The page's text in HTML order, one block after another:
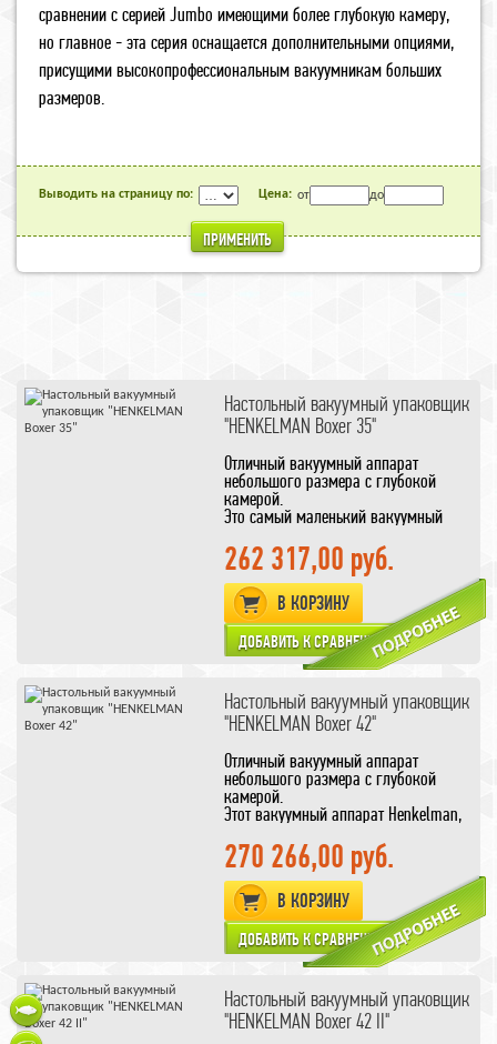
сравнении с серией Jumbo имеющими более глубокую камеру,
но главное - эта серия оснащается дополнительными опциями,
присущими высокопрофессиональным вакуумникам больших
размеров.
Выводить на страницу по: Цена: от до
ПРИМЕНИТЬ
Настольный вакуумный упаковщик
"HENKELMAN Boxer 35"
Отличный вакуумный аппарат
небольшого размера с глубокой
камерой.
Это самый маленький вакуумный
который может быть оснащен
системой газозамещения, контролем
качества вакуума и
датчиком точки кипения. Эти
усовершенствования устанавливаюся
отдельно, по желанию клиента
цена дана за Вакуумный аппарат без
262 317,00 руб.
В КОРЗИНУ
Настольный вакуумный упаковщик
"HENKELMAN Boxer 42"
Отличный вакуумный аппарат
небольшого размера с глубокой
камерой.
Этот вакуумный аппарат Henkelman,
оснащен более мощной,
по сравнению с предшественником,
вакуумной помпой
опционально оснащается системой
газозамещения, контролем качества
вакуума и
датчиком точки кипения. Эти
усовершенствования устанавливаюся
по желанию клиента
цена дана за Вакуумный аппарат без
опций
270 266,00 руб.
В КОРЗИНУ
Настольный вакуумный упаковщик
"HENKELMAN Boxer 42 II"